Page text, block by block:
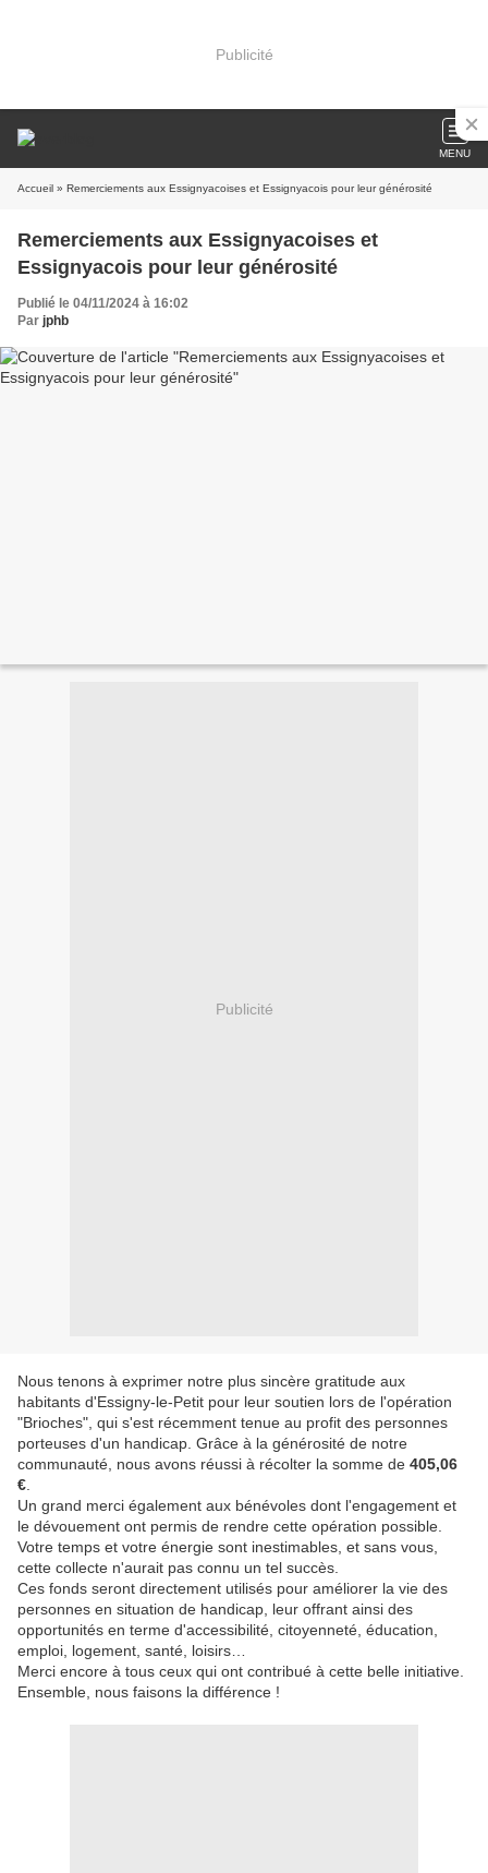
Publicité
MENU
Accueil » Remerciements aux Essignyacoises et Essignyacois pour leur générosité
Remerciements aux Essignyacoises et
Essignyacois pour leur générosité
Publié le 04/11/2024 à 16:02
Par jphb
Publicité
Nous tenons à exprimer notre plus sincère gratitude aux
habitants d'Essigny-le-Petit pour leur soutien lors de l'opération
"Brioches", qui s'est récemment tenue au profit des personnes
porteuses d'un handicap. Grâce à la générosité de notre
communauté, nous avons réussi à récolter la somme de 405,06
€
Un grand merci également aux bénévoles dont l'engagement et
le dévouement ont permis de rendre cette opération possible.
Votre temps et votre énergie sont inestimables, et sans vous,
cette collecte n'aurait pas connu un tel succès.
Ces fonds seront directement utilisés pour améliorer la vie des
personnes en situation de handicap, leur offrant ainsi des
opportunités en terme d'accessibilité, citoyenneté, éducation,
emploi, logement, santé, loisirs…
Merci encore à tous ceux qui ont contribué à cette belle initiative.
Ensemble, nous faisons la différence !